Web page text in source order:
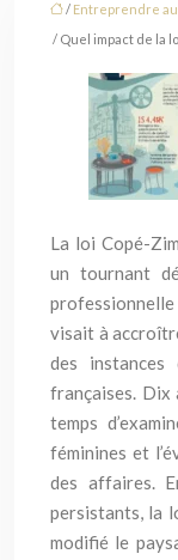
/ Entreprendre
/ Quel impact de la
La loi Copé-
un tournant
visait à
des instances
françaises. Dix
temps
féminines et
des affaires.
persistants, la
modifié le